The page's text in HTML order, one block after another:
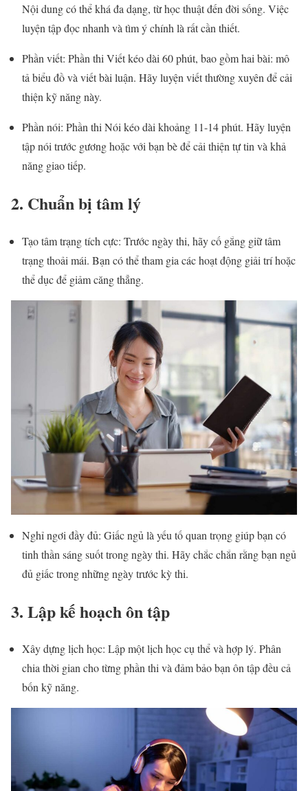
Nội dung có thể khá đa dạng, từ học thuật đến đời sống. Việc
luyện tập đọc nhanh và tìm ý chính là rất cần thiết.
Phần viết: Phần thi Viết kéo dài 60 phút, bao gồm hai bài: mô
tả biểu đồ và viết bài luận. Hãy luyện viết thường xuyên để cải
thiện kỹ năng này.
Phần nói: Phần thi Nói kéo dài khoảng 11-14 phút. Hãy luyện
tập nói trước gương hoặc với bạn bè để cải thiện tự tin và khả
năng giao tiếp.
2. Chuẩn bị tâm lý
Tạo tâm trạng tích cực: Trước ngày thi, hãy cố gắng giữ tâm
trạng thoải mái. Bạn có thể tham gia các hoạt động giải trí hoặc
thể dục để giảm căng thẳng.
Nghỉ ngơi đầy đủ: Giấc ngủ là yếu tố quan trọng giúp bạn có
tinh thần sáng suốt trong ngày thi. Hãy chắc chắn rằng bạn ngủ
đủ giấc trong những ngày trước kỳ thi.
3. Lập kế hoạch ôn tập
Xây dựng lịch học: Lập một lịch học cụ thể và hợp lý. Phân
chia thời gian cho từng phần thi và đảm bảo bạn ôn tập đều cả
bốn kỹ năng.